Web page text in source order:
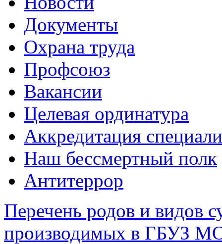
Документы
Охрана труда
Профсоюз
Вакансии
Целевая ординатура
Аккредитация
Наш бессмертный полк
Антитеррор
Перечень родов и видов
производимых в ГБУЗ